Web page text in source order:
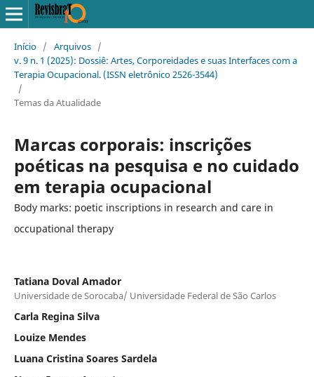
Início / Arquivos /
v. 9 n. 1 (2025): Dossiê: Artes, Corporeidades e suas Interfaces com a
Terapia Ocupacional. (ISSN eletrônico 2526-3544)
/
Temas da Atualidade
Marcas corporais: inscrições
poéticas na pesquisa e no cuidado
em terapia ocupacional
Body marks: poetic inscriptions in research and care in
occupational therapy
Tatiana Doval Amador
Universidade de Sorocaba/ Universidade Federal de São Carlos
Carla Regina Silva
Louize Mendes
Luana Cristina Soares Sardela